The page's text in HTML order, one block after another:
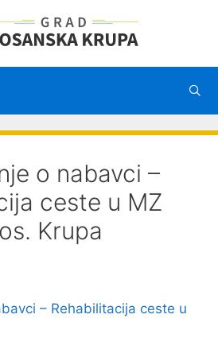
o nabavci –
ceste u MZ
Krupa
– Rehabilitacija ceste u